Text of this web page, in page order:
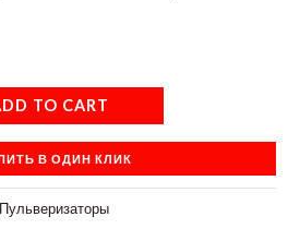
TO CART
В ОДИН КЛИК
Пульверизаторы